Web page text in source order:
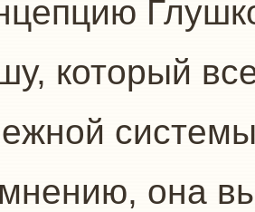
который
мнению, она